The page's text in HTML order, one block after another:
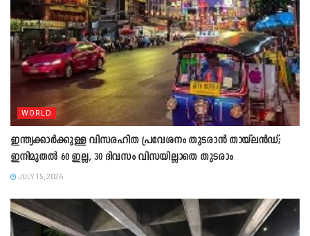
WORLD
ഇന്ത്യക്കാർക്കുള്ള വിസരഹിത പ്രവേശനം തുടരാൻ തായ്‍ലൻഡ്;
ഇനിമുതൽ 60 ഇല്ല, 30 ദിവസം വിസയില്ലാതെ തുടരാം
JULY 15, 2026